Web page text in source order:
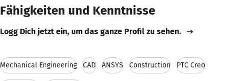
Fähigkeiten und Kenntnisse
Logg Dich jetzt ein, um das ganze Profil zu sehen.
Mechanical Engineering CAD ANSYS Construction PTC Creo